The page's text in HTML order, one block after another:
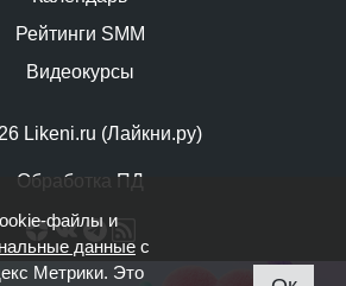
Likeni.ru (Лайкни.ру)
Обработка ПД
Рейтинги SMM
Видеокурсы
файлы и
данные с
Метрики. Это